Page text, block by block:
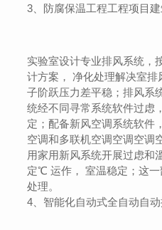
3、防腐保温工程工程项目建
实验室设计专业排风系统，
计方案， 净化处理解决室
子阶跃压力差平稳；排风系
统经不同寻常系统软件过虑
定；配备新风空调系统软件
空调和多联机空调空调空调
用家用新风系统开展过虑和
定℃ 运作， 室温稳定；这
处理。
4、智能化自动式全自动自